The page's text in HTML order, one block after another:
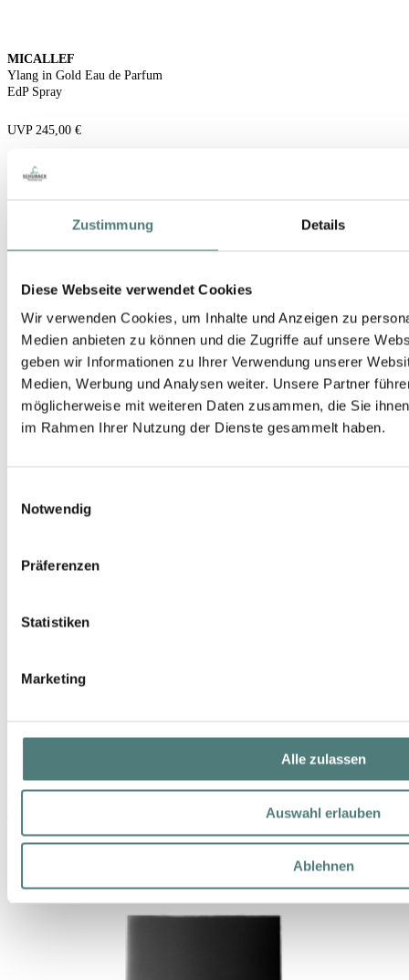
Zustimmung Details
Diese Webseite verwendet Cookies
Wir verwenden Cookies, um Inhalte und Anzeigen zu
Medien anbieten zu können und die Zugriffe auf unsere
geben wir Informationen zu Ihrer Verwendung unserer
Medien, Werbung und Analysen weiter. Unsere Partner
möglicherweise mit weiteren Daten zusammen, die Sie
im Rahmen Ihrer Nutzung der Dienste gesammelt haben.
Notwendig
Präferenzen
Statistiken
Marketing
Alle zulassen
Auswahl erlauben
Ablehnen
MICALLEF
Ylang in Gold Eau de Parfum
EdP Spray
UVP 245,00 €
162,80 €
100 ml (162,80 € / 100 ml)
UVP 245,00 €
100 ml (90,50 € / 100 ml)